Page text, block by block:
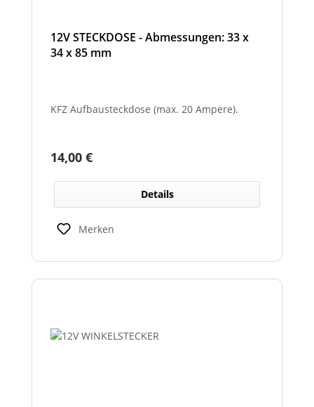
12V STECKDOSE - Abmessungen: 33 x
34 x 85 mm
KFZ Aufbausteckdose (max. 20 Ampere).
Regulärer Preis:
14,00 €
Details
Merken